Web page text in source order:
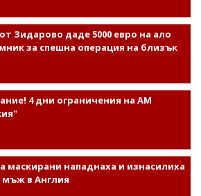
Зидарово даде 5000 евро на ало
за спешна операция на близък
4 дни ограничения на АМ
маскирани нападнаха и изнасилиха
в Англия